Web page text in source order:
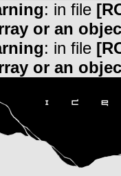
: in file
or an
: in file
or an